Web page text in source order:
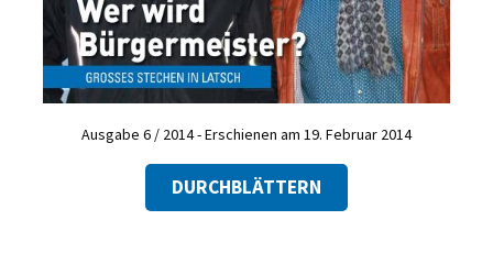
Ausgabe 6 / 2014 - Erschienen am 19. Februar 2014
DURCHBLÄTTERN